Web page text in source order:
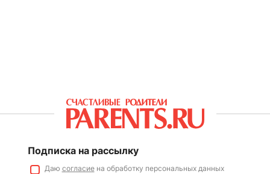
Подписка на рассылку
Даю согласиена обработку персональных данных